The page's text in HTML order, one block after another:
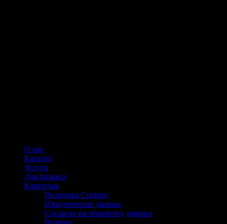
О нас
Каталог
Услуги
Для бизнеса
Клиентам
Политика Cookies
Юридические данные
Согласие на обработку данных
Возврат